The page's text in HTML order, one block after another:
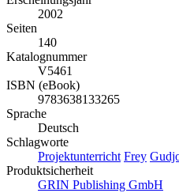
2002
Seiten
140
Katalognummer
V5461
ISBN (eBook)
9783638133265
Sprache
Deutsch
Schlagworte
Projektunterricht Frey
Produktsicherheit
GRIN Publishing GmbH